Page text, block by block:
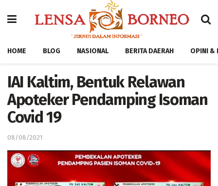
HOME BLOG NASIONAL BERITA DAERAH OPINI &
IAI Kaltim, Bentuk Relawan
Apoteker Pendamping Isoman
Covid 19
08/08/2021